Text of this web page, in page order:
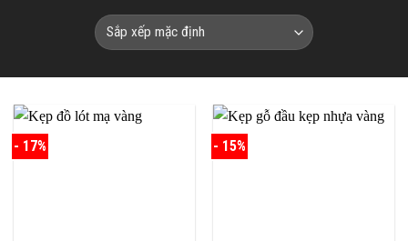
- 17% - 15%